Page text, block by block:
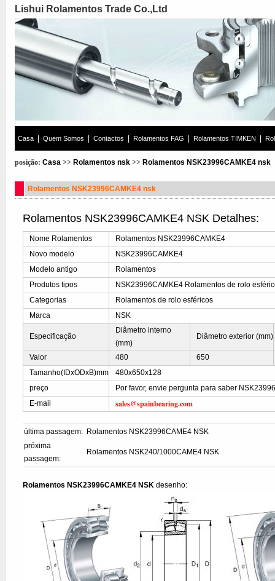
Lishui Rolamentos Trade Co.,Ltd
Casa Quem Somos Contactos Rolamentos FAG Rolamentos TIMKEN
posição: Casa >> Rolamentos nsk >> Rolamentos NSK23996CAMKE4 nsk
Rolamentos NSK23996CAMKE4 nsk
Rolamentos NSK23996CAMKE4 NSK Detalhes:
Nome Rolamentos
Rolamentos NSK23996CAMKE4
Novo modelo
NSK23996CAMKE4
Modelo antigo
Rolamentos
Produtos tipos
NSK23996CAMKE4 Rolamentos de rolo
Categorias
Rolamentos de rolo esféricos
Marca
NSK
Especificação
Diâmetro interno
(mm)
Diâmetro exterior (mm)
Valor 480
650
Tamanho(IDxODxB)mm
480x650x128
preço
Por favor, envie pergunta para saber
E-mail
sales@spainbearing.com
última passagem: Rolamentos NSK23996CAME4 NSK
próxima
passagem:
Rolamentos NSK240/1000CAME4 NSK
Rolamentos NSK23996CAMKE4 NSK desenho: